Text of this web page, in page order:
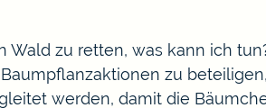
zu retten, was kann ich
zu
werden, damit die